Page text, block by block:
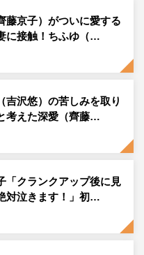
川の妻・ふみこ（戸田
だ深愛が、ついに一家が
そんな同回を前に、TV
ュー。原作に感じた印
るに当たっての思いなど
？
のですが、とても面白
なってしまいました。特
がら読み進めていくとど
藤京子）がついに愛する
に接触！ちふゆ（…
吉沢悠）の苦しみを取り
考えた深愛（齊藤…
「クランクアップ後に見
対泣きます！」初…